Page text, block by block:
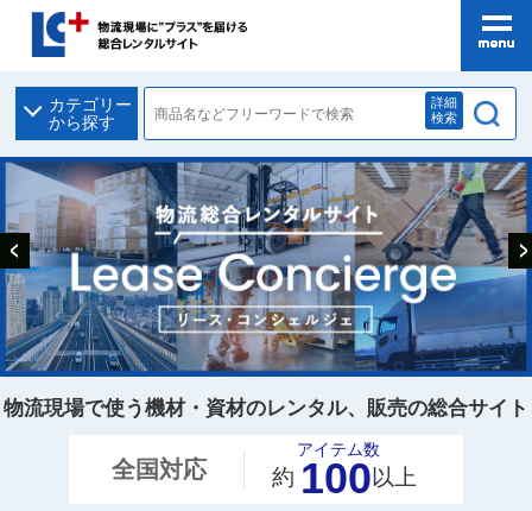
カテゴリー
から探す
詳細
検索
物流現場で使う機材・資材のレンタル、販売の総合サイト
全国対応
アイテム数
約 100以上